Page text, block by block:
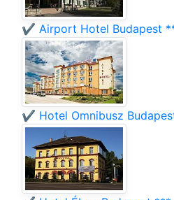
✔️ Airport Hotel Budapest
✔️ Hotel Omnibusz